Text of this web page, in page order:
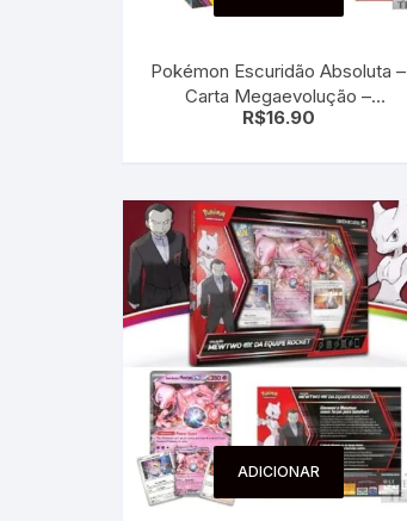
Remédio
Pokémon Escuridão Absoluta –
Carta Megaevolução –
Escuridão
R$16.90
ADICIONAR